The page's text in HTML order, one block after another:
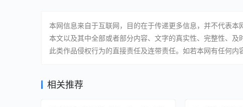
本网信息来自于互联网，目的在于传递更多信息，并不代表
本文以及其中全部或者部分内容、文字的真实性、完整性、
此类作品侵权行为的直接责任及连带责任。如若本网有任何
相关推荐